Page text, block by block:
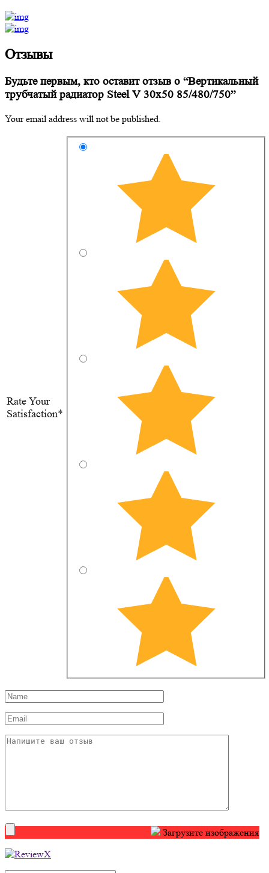
Отзывы
Будьте первым, кто оставит отзыв о “Вертикальный
трубчатый радиатор Steel V 30х50 85/480/750”
Your email address will not be published.
Rate Your
Satisfaction*
Загрузите изображения